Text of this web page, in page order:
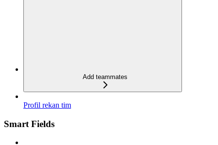
Add teammates
Profil rekan tim
Smart Fields